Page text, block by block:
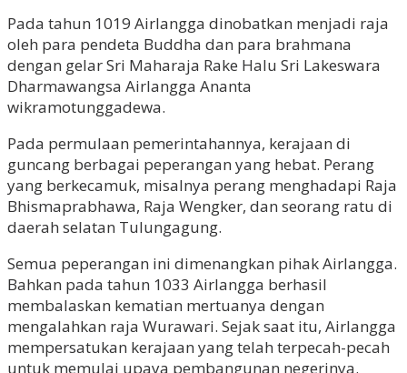
Pada tahun 1019 Airlangga dinobatkan menjadi raja
oleh para pendeta Buddha dan para brahmana
dengan gelar Sri Maharaja Rake Halu Sri Lakeswara
Dharmawangsa Airlangga Ananta
wikramotunggadewa.
Pada permulaan pemerintahannya, kerajaan di
guncang berbagai peperangan yang hebat. Perang
yang berkecamuk, misalnya perang menghadapi Raja
Bhismaprabhawa, Raja Wengker, dan seorang ratu di
daerah selatan Tulungagung.
Semua peperangan ini dimenangkan pihak Airlangga.
Bahkan pada tahun 1033 Airlangga berhasil
membalaskan kematian mertuanya dengan
mengalahkan raja Wurawari. Sejak saat itu, Airlangga
mempersatukan kerajaan yang telah terpecah-pecah
untuk memulai upaya pembangunan negerinya.